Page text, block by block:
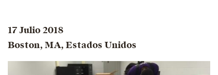
17 Julio 2018
Boston, MA, Estados Unidos